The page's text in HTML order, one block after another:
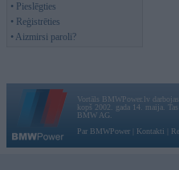
• Pieslēgties
• Reģistrēties
• Aizmirsi paroli?
Vortāls BMWPower.lv darbojas
kopš 2002. gada 14. maija.
BMW AG.
Par BMWPower
Kontakti